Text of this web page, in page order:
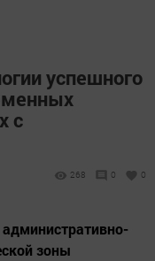
успешного
с
268 0 0
зоны